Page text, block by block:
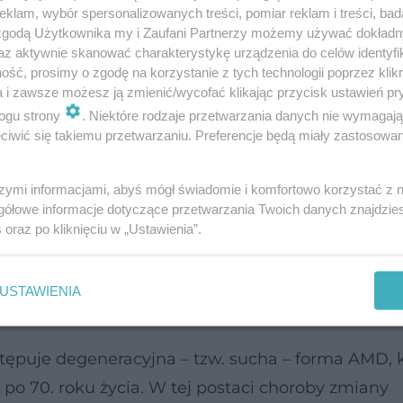
siatkówki, w miejscu, w którym koncentrują się
skupisko fotoreceptorów – komórek
dostrzeganie szczegółów i barw.
coraz trudniej czytać, pisać,
dochodzi do funkcjonalnej ślepoty. Dotknięte
ale centrum pola widzenia jest ciemną
i ogranicza samodzielność.
plamki żółtej
i mokra
degeneracyjna – tzw. sucha – forma AMD,
70. roku życia. W tej postaci choroby zmiany
wybór spersonalizowanych treści, pomiar reklam i treści,
Użytkownika my i Zaufani Partnerzy możemy używać
aktywnie skanować charakterystykę urządzenia do celów
prosimy o zgodę na korzystanie z tych technologii poprzez
i zawsze możesz ją zmienić/wycofać klikając przycisk ustawień
strony
. Niektóre rodzaje przetwarzania danych nie
się takiemu przetwarzaniu. Preferencje będą miały
informacjami, abyś mógł świadomie i komfortowo korzystać z
informacje dotyczące przetwarzania Twoich danych
oraz po kliknięciu w „Ustawienia”.
USTAWIENIA